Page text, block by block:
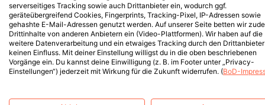
serverseitiges Tracking sowie auch Drittanbieter ein, wodurch ggf.
geräteübergreifend Cookies, Fingerprints, Tracking-Pixel, IP-Adressen sowie
gehashte E-Mail-Adressen genutzt werden. Auf unserer Seite betten wir
Drittinhalte von anderen Anbietern ein (Video-Plattformen). Wir haben auf die
weitere Datenverarbeitung und ein etwaiges Tracking durch den Drittanbieter
keinen Einfluss. Mit deiner Einstellung willigst du in die oben beschriebenen
Vorgänge ein. Du kannst deine Einwilligung (z. B. im Footer unter „Privacy-
Einstellungen“) jederzeit mit Wirkung für die Zukunft widerrufen. (BoD-